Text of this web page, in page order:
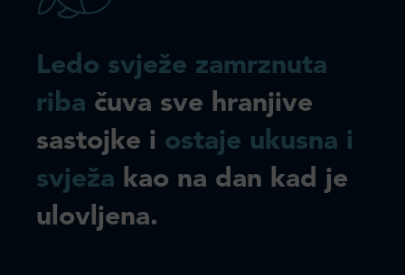
Ledo svježe zamrznuta
riba čuva sve hranjive
sastojke i ostaje ukusna i
svježa kao na dan kad je
ulovljena.